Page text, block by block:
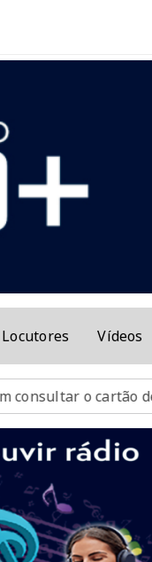
Locutores Vídeos
de inscrição